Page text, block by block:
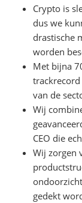
Crypto is
dus we
drastische
worden
Met bijna
van de
Wij
CEO die
Wij zorgen
gedekt